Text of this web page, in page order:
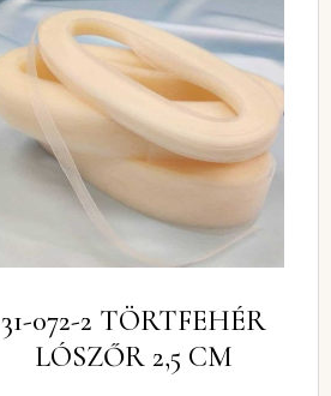
31-072-2 TÖRTFEHÉR
LÓSZŐR 2,5 CM